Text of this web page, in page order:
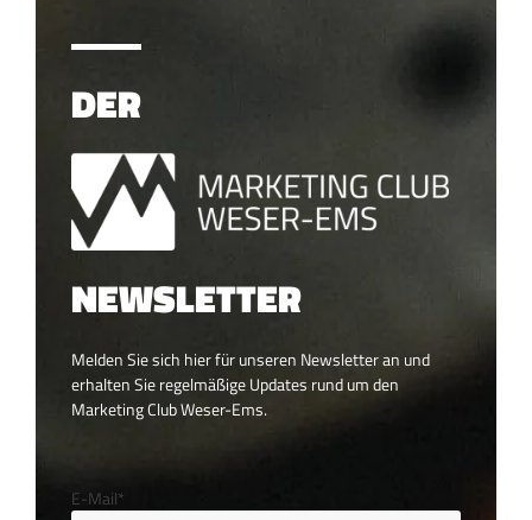
DER
NEWSLETTER
Melden Sie sich hier für unseren Newsletter an und
erhalten Sie regelmäßige Updates rund um den
Marketing Club Weser-Ems.
E-Mail*